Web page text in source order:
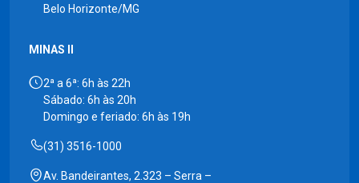
Belo Horizonte/MG
MINAS II
2ª a 6ª: 6h às 22h
Sábado: 6h às 20h
Domingo e feriado: 6h às 19h
(31) 3516-1000
Av. Bandeirantes, 2.323 – Serra –